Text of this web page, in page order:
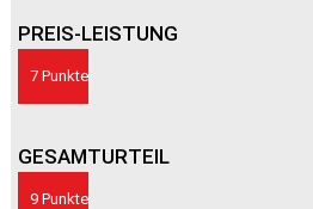
PREIS-LEISTUNG
7 Punkte
GESAMTURTEIL
9 Punkte